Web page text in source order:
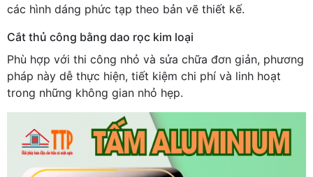
các hình dáng phức tạp theo bản vẽ thiết kế.
Cắt thủ công bằng dao rọc kim loại
Phù hợp với thi công nhỏ và sửa chữa đơn giản, phương
pháp này dễ thực hiện, tiết kiệm chi phí và linh hoạt
trong những không gian nhỏ hẹp.